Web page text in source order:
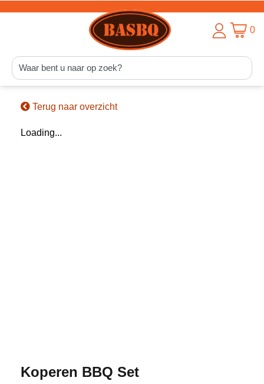
0
Terug naar overzicht
Loading...
Koperen BBQ Set